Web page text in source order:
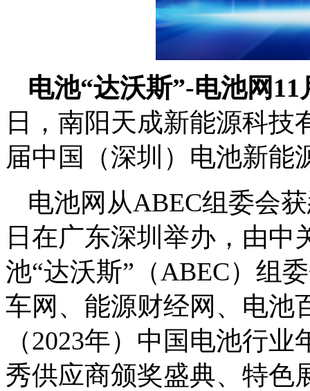
电池“达沃斯”-电池网
日，南阳天成新能源科技
届中国（深圳）电池新能
电池网从ABEC组委会
日在广东深圳举办，由
池“达沃斯”（ABEC）组
车网、能源财经网、电池
（2023年）中国电池行
秀供应商颁奖盛典、特色